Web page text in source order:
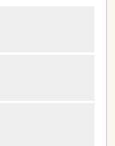
常に良好な関係を
、地域住民の健康
着実にスキルアッ